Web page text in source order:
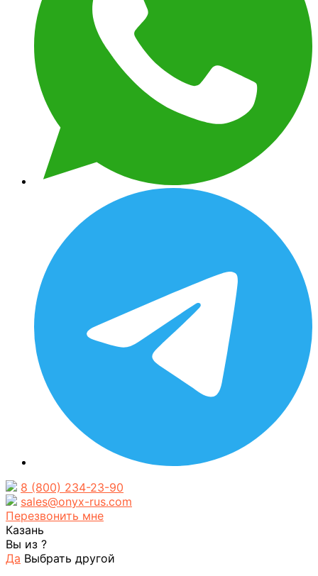
8 (800) 234-23-90
sales@onyx-rus.com
Перезвонить мне
Казань
Вы из ?
Да Выбрать другой